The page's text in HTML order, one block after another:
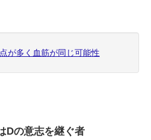
が多く血筋が同じ可能性
Dの意志を継ぐ者